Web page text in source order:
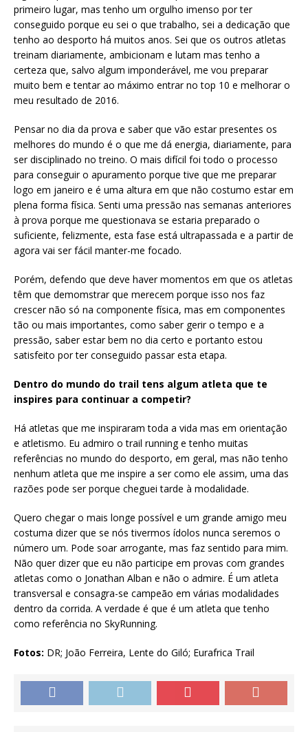
primeiro lugar, mas tenho um orgulho imenso por ter
conseguido porque eu sei o que trabalho, sei a dedicação que
tenho ao desporto há muitos anos. Sei que os outros atletas
treinam diariamente, ambicionam e lutam mas tenho a
certeza que, salvo algum imponderável, me vou preparar
muito bem e tentar ao máximo entrar no top 10 e melhorar o
meu resultado de 2016.
Pensar no dia da prova e saber que vão estar presentes os
melhores do mundo é o que me dá energia, diariamente, para
ser disciplinado no treino. O mais difícil foi todo o processo
para conseguir o apuramento porque tive que me preparar
logo em janeiro e é uma altura em que não costumo estar em
plena forma física. Senti uma pressão nas semanas anteriores
à prova porque me questionava se estaria preparado o
suficiente, felizmente, esta fase está ultrapassada e a partir de
agora vai ser fácil manter-me focado.
Porém, defendo que deve haver momentos em que os atletas
têm que demomstrar que merecem porque isso nos faz
crescer não só na componente física, mas em componentes
tão ou mais importantes, como saber gerir o tempo e a
pressão, saber estar bem no dia certo e portanto estou
satisfeito por ter conseguido passar esta etapa.
Dentro do mundo do trail tens algum atleta que te
inspires para continuar a competir?
Há atletas que me inspiraram toda a vida mas em orientação
e atletismo. Eu admiro o trail running e tenho muitas
referências no mundo do desporto, em geral, mas não tenho
nenhum atleta que me inspire a ser como ele assim, uma das
razões pode ser porque cheguei tarde à modalidade.
Quero chegar o mais longe possível e um grande amigo meu
costuma dizer que se nós tivermos ídolos nunca seremos o
número um. Pode soar arrogante, mas faz sentido para mim.
Não quer dizer que eu não participe em provas com grandes
atletas como o Jonathan Alban e não o admire. É um atleta
transversal e consagra-se campeão em várias modalidades
dentro da corrida. A verdade é que é um atleta que tenho
como referência no SkyRunning.
Fotos: DR; João Ferreira, Lente do Giló; Eurafrica Trail